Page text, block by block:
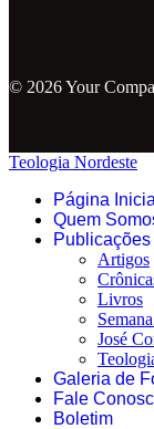
© 2026 Your
Teologia Nordeste
Página Inicial
Quem
Publicações
Artigos
Livros
José
Galeria de
Fale
Boletim